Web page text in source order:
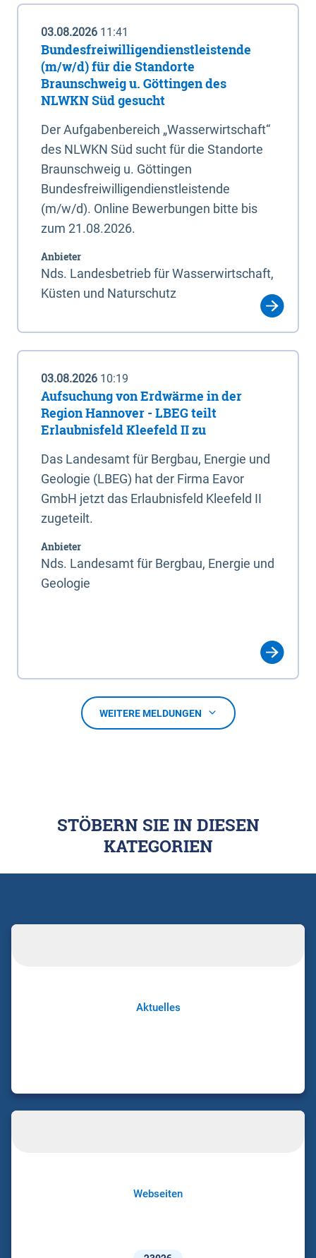
03.08.2026 11:41
Bundesfreiwilligendienstleistende
(m/w/d) für die Standorte
Braunschweig u. Göttingen des
NLWKN Süd gesucht
Der Aufgabenbereich „Wasserwirtschaft“
des NLWKN Süd sucht für die Standorte
Braunschweig u. Göttingen
Bundesfreiwilligendienstleistende
(m/w/d). Online Bewerbungen bitte bis
zum 21.08.2026.
Anbieter
Nds. Landesbetrieb für Wasserwirtschaft,
Küsten und Naturschutz
03.08.2026 10:19
Aufsuchung von Erdwärme in der
Region Hannover - LBEG teilt
Erlaubnisfeld Kleefeld II zu
Das Landesamt für Bergbau, Energie und
Geologie (LBEG) hat der Firma Eavor
GmbH jetzt das Erlaubnisfeld Kleefeld II
zugeteilt.
Anbieter
Nds. Landesamt für Bergbau, Energie und
Geologie
WEITERE MELDUNGEN
STÖBERN SIE IN DIESEN
KATEGORIEN
Aktuelles
Webseiten